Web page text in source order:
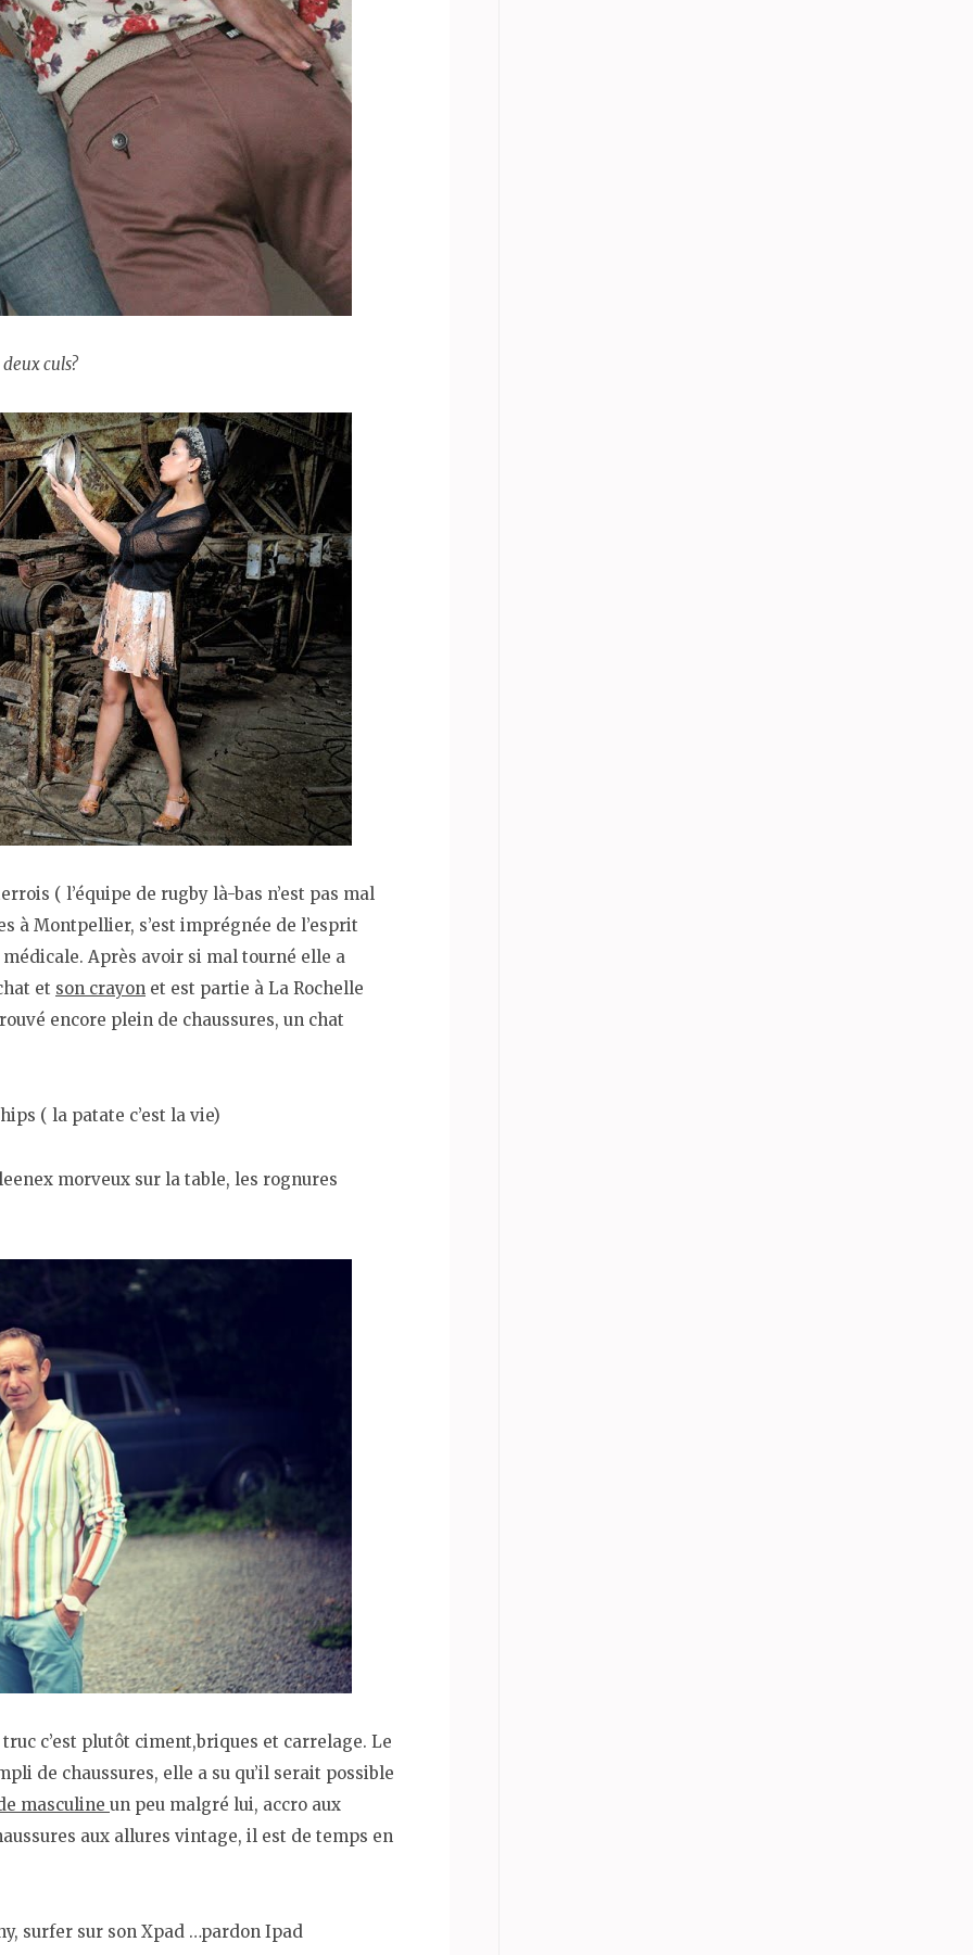
culs?
( l’équipe de rugby là-bas n’est pas mal
à Montpellier, s’est imprégnée de l’esprit
Après avoir si mal tourné elle a
et son crayon et est partie à La Rochelle
encore plein de chaussures, un chat
( la patate c’est la vie)
morveux sur la table, les rognures
c’est plutôt ciment,briques et carrelage. Le
de chaussures, elle a su qu’il serait possible
masculine un peu malgré lui, accro aux
aux allures vintage, il est de temps en
surfer sur son Xpad …pardon Ipad